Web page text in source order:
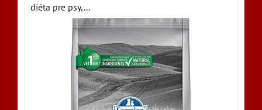
diéta pre psy,...